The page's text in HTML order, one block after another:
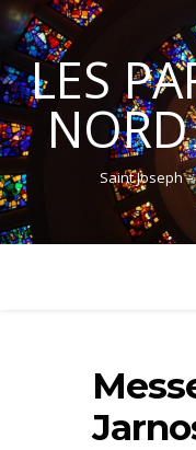
LES
Saint Joseph